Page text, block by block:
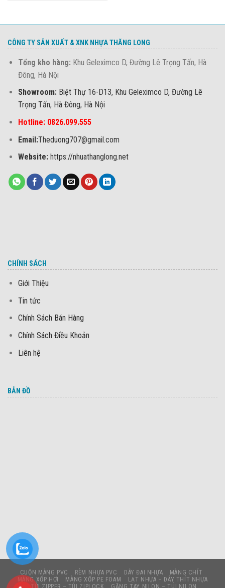
CÔNG TY SẢN XUẤT & XNK NHỰA THĂNG LONG
Tổng kho hàng: Khu Geleximco D, Đường Lê Trọng Tấn, Hà
Đông, Hà Nội
Showroom: Biệt Thự 16-D13, Khu Geleximco D, Đường Lê
Trọng Tấn, Hà Đông, Hà Nội
Hotline: 0826.099.555
Email:Theduong707@gmail.com
Website:https://nhuathanglong.net
CHÍNH SÁCH
Giới Thiệu
Tin tức
Chính Sách Bán Hàng
Chính Sách Điều Khoản
Liên hệ
BẢN ĐỒ
CUỘN MÀNG PVC RÈM NHỰA PVC DÂY ĐAI NHỰA
MÀNG CHÍT
MÀNG XỐP HƠI
MÀNG XỐP PE FOAM
LẠT NHỰA – DÂY THÍT NHỰA
TÚI ZIPPER – TÚI ZIPLOCK
GĂNG TAY NILON – TÚI NILON